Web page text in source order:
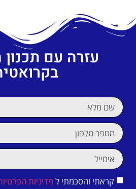
עזרה עם
קראתי והסכמתי ל מדיניות